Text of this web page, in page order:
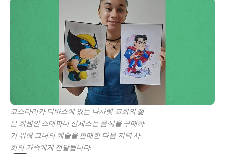
코스타리카 티바스에 있는 나사렛 교회의 젊
은 회원인 스테파니 산체스는 음식을 구매하
기 위해 그녀의 예술을 판매한 다음 지역 사
회의 가족에게 전달됩니다.